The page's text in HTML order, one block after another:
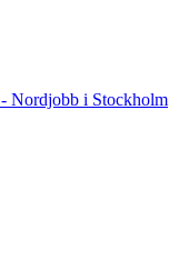
- Nordjobb i Stockholm